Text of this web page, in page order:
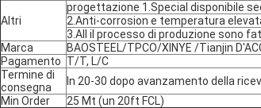
Altri
progettazione 1.Special disponibile
2.Anti-corrosion e temperatura
3.All il processo di produzione sono
Marca
BAOSTEEL/TPCO/XINYE /Tianjin
Pagamento T/T, L/C
Termine di
consegna
In 20-30 dopo avanzamento della
Min Order
25 Mt (un 20ft FCL)